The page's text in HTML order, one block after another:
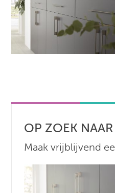
OP ZOEK
Maak vrijblijvend